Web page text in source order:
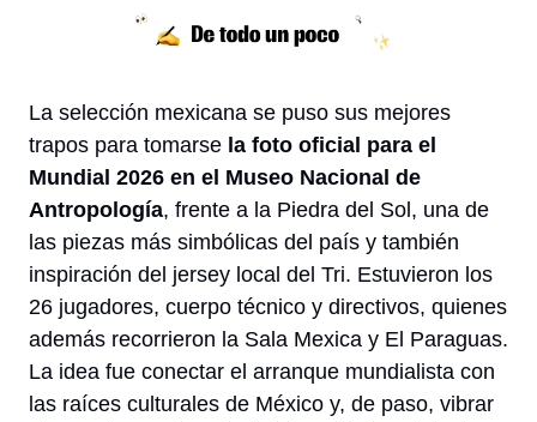
La selección mexicana se puso sus mejores
trapos para tomarse la foto oficial para el
Mundial 2026 en el Museo Nacional de
Antropología, frente a la Piedra del Sol, una de
las piezas más simbólicas del país y también
inspiración del jersey local del Tri. Estuvieron los
26 jugadores, cuerpo técnico y directivos, quienes
además recorrieron la Sala Mexica y El Paraguas.
La idea fue conectar el arranque mundialista con
las raíces culturales de México y, de paso, vibrar